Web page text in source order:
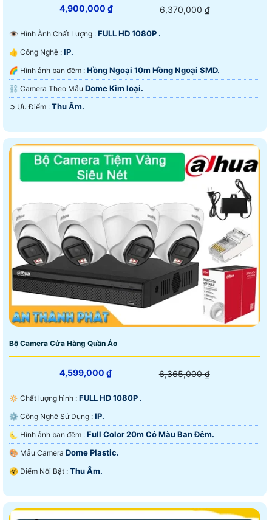
4,900,000 ₫ 6,370,000 ₫
👁 Hình Ành Chất Lượng : FULL HD 1080P .
👍 Công Nghệ : IP.
🌈 Hình ảnh ban đêm : Hồng Ngoại 10m Hồng Ngoại SMD.
⛓ Camera Theo Mẫu Dome Kim loại.
️➲ Ưu Điểm : Thu Âm.
Bộ Camera Cửa Hàng Quần Áo
4,599,000 ₫ 6,365,000 ₫
🔅 Chất lượng hình : FULL HD 1080P .
⚙ Công Nghệ Sử Dụng : IP.
🌜 Hình ảnh ban đêm : Full Color 20m Có Màu Ban Ðêm.
🎨 Mẫu Camera Dome Plastic.
️☣️ Điểm Nỗi Bật : Thu Âm.